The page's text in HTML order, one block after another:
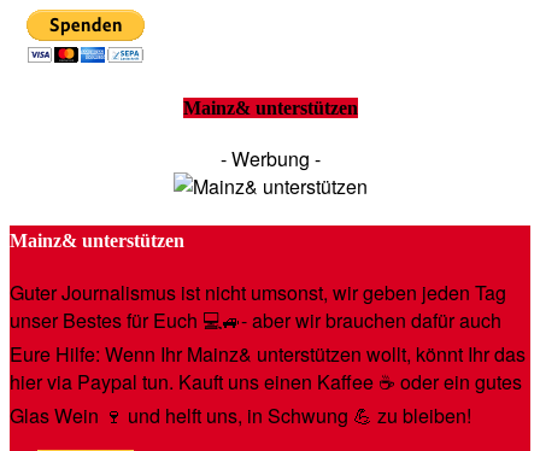
Mainz& unterstützen
- Werbung -
Mainz& unterstützen
Guter Journalismus ist nicht umsonst, wir geben jeden Tag
unser Bestes für Euch 💻🚙- aber wir brauchen dafür auch
Eure Hilfe: Wenn Ihr Mainz& unterstützen wollt, könnt Ihr das
hier via Paypal tun. Kauft uns einen Kaffee ☕️ oder ein gutes
Glas Wein 🍷 und helft uns, in Schwung 💪 zu bleiben!